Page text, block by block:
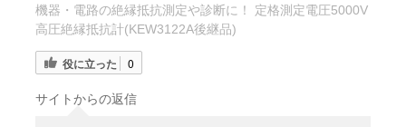
機器・電路の絶縁抵抗測定や診断に！ 定格測定電圧5000V
高圧絶縁抵抗計(KEW3122A後継品)
役に立った 0
サイトからの返信